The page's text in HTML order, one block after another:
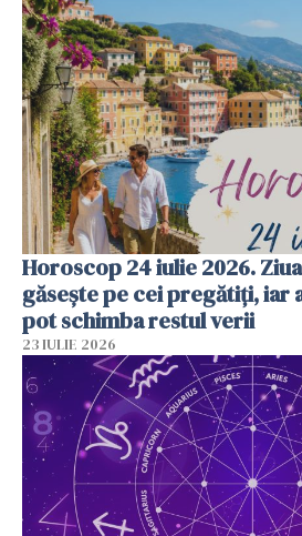
Horoscop 24 iulie 2026.
găsește pe cei pregătiți, iar
pot schimba restul verii
23 IULIE 2026